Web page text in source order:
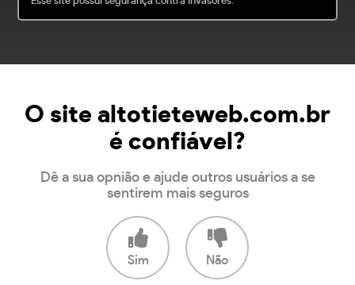
O site altotieteweb.com.br
é confiável?
Dê a sua opnião e ajude outros usuários a se
sentirem mais seguros
Sim Não